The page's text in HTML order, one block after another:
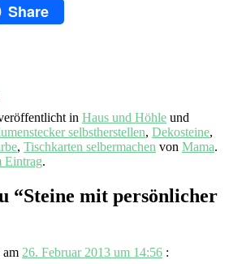
Share
in Haus und Höhle und
selbstherstellen, Dekosteine,
, Tischkarten selbermachen von Mama.
Eintrag.
“Steine mit persönlicher
am 26. Februar 2013 um 14:56 :